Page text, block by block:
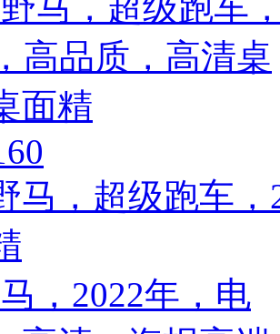
马，超级跑车